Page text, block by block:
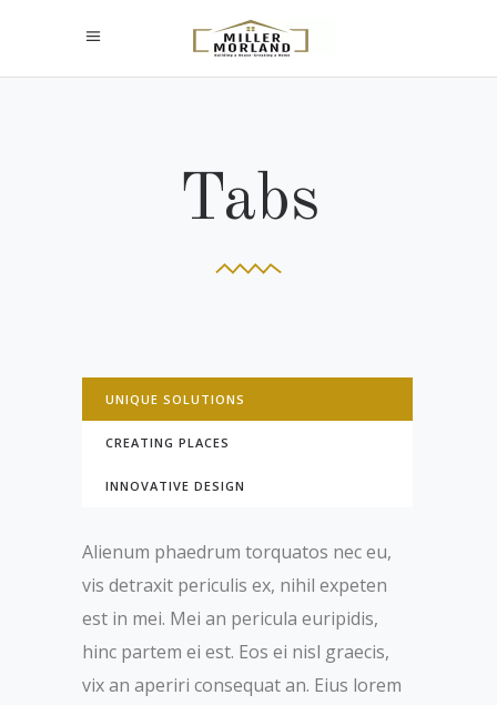
Tabs
UNIQUE SOLUTIONS
CREATING PLACES
INNOVATIVE DESIGN
Alienum phaedrum torquatos nec eu,
vis detraxit periculis ex, nihil expeten
est in mei. Mei an pericula euripidis,
hinc partem ei est. Eos ei nisl graecis,
vix an aperiri consequat an. Eius lorem